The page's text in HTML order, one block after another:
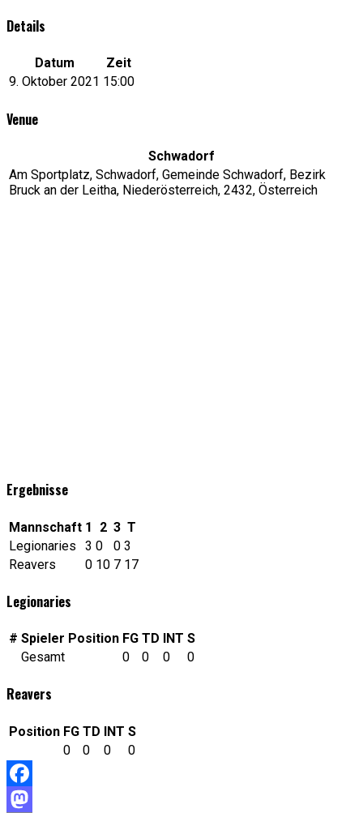
Details
Datum
Zeit
9. Oktober 2021 15:00
Venue
Schwadorf
Am Sportplatz, Schwadorf, Gemeinde Schwadorf, Bezirk
Bruck an der Leitha, Niederösterreich, 2432, Österreich
Ergebnisse
Mannschaft 1 2 3 T
Legionaries
3 0 0 3
Reavers
0 10 7 17
Legionaries
# Spieler Position FG TD INT S
Gesamt
0 0 0 0
Reavers
Position FG TD INT S
0
0 0 0
Facebook